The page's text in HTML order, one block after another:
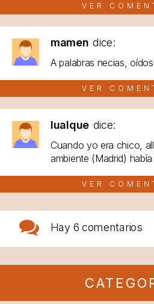
VER
mamen dice:
A palabras necias,
VER
lualque dice:
Cuando yo era chico,
ambiente (Madrid) había
VER
Hay 6 comentarios